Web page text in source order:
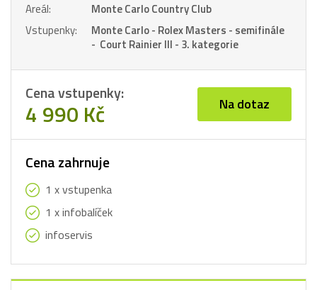
Areál:
Monte Carlo Country Club
Vstupenky:
Monte Carlo - Rolex Masters - semifinále
- Court Rainier III - 3. kategorie
Cena vstupenky:
4 990 Kč Na dotaz
Cena zahrnuje
1 x vstupenka
1 x infobalíček
infoservis